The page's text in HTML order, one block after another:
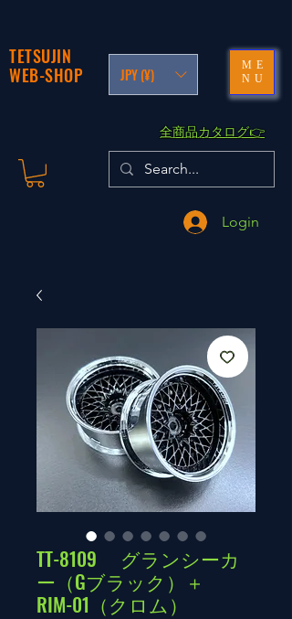
TETSUJIN
WEB-SHOP
JPY (¥)
ME
NU
​全商品カタログ👉
Login
TT-8109 グランシーカ
ー（Gブラック）＋
RIM-01（クロム）